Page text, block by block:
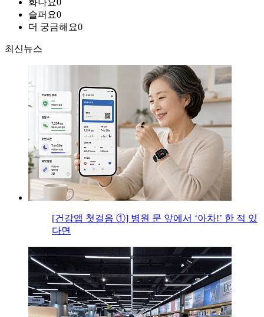
화나요0
슬퍼요0
더 궁금해요0
최신뉴스
[건강앱 첫걸음 ①] 병원 문 앞에서 ‘아차!’ 한 적 있
다면